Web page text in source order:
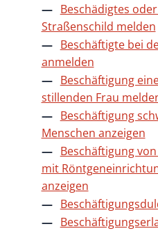
Beschädigtes
Straßenschild melden
Beschäftigte bei
anmelden
Beschäftigung
stillenden Frau
Beschäftigung
Menschen anzeigen
Beschäftigung
mit
anzeigen